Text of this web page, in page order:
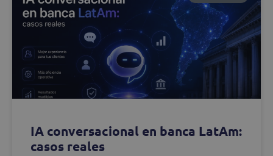
IA conversacional en banca LatAm:
casos reales